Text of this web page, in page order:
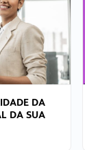
DA
DA SUA